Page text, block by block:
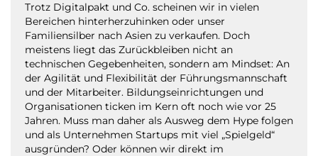
Trotz Digitalpakt und Co. scheinen wir in vielen
Bereichen hinterherzuhinken oder unser
Familiensilber nach Asien zu verkaufen. Doch
meistens liegt das Zurückbleiben nicht an
technischen Gegebenheiten, sondern am Mindset: An
der Agilität und Flexibilität der Führungsmannschaft
und der Mitarbeiter. Bildungseinrichtungen und
Organisationen ticken im Kern oft noch wie vor 25
Jahren. Muss man daher als Ausweg dem Hype folgen
und als Unternehmen Startups mit viel „Spielgeld“
ausgründen? Oder können wir direkt im